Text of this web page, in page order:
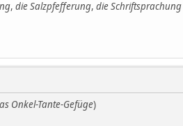
, die Salzpfefferung, die Schriftsprachung
Onkel-Tante-Gefüge)